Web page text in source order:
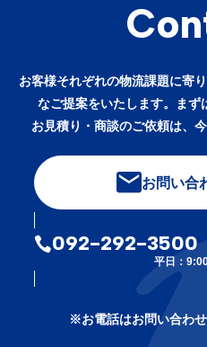
お客様それぞれの物流課題に寄
なご提案をいたします。まず
お見積り・商談のご依頼は、
お問い合
092-292-3500
平日：
※お電話はお問い合わせ